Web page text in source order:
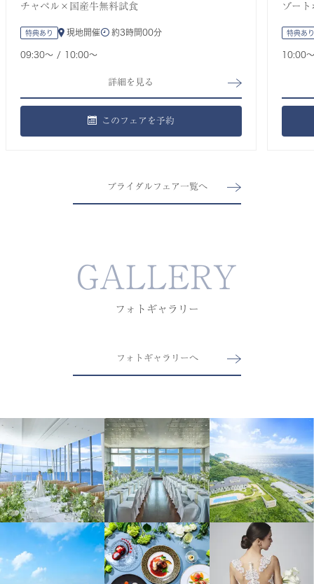
チャペル×国産牛無料試食
特典あり 現地開催 約3時間00分
09:30〜 10:00〜
詳細を見る
このフェアを予約
ゾー
特典あり
10:00〜
ブライダルフェア一覧へ
GALLERY
フォトギャラリー
フォトギャラリーへ